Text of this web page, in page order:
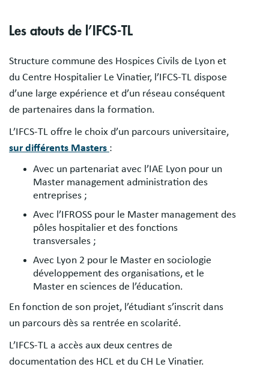
Les atouts de l’IFCS-TL
Structure commune des Hospices Civils de Lyon et
du Centre Hospitalier Le Vinatier, l’IFCS-TL dispose
d’une large expérience et d’un réseau conséquent
de partenaires dans la formation.
L’IFCS-TL offre le choix d’un parcours universitaire,
sur différents Masters :
Avec un partenariat avec l’IAE Lyon pour un
Master management administration des
entreprises ;
Avec l’IFROSS pour le Master management des
pôles hospitalier et des fonctions
transversales ;
Avec Lyon 2 pour le Master en sociologie
développement des organisations, et le
Master en sciences de l’éducation.
En fonction de son projet, l’étudiant s’inscrit dans
un parcours dès sa rentrée en scolarité.
L’IFCS-TL a accès aux deux centres de
documentation des HCL et du CH Le Vinatier.